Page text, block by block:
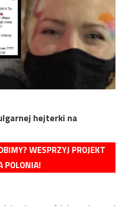
hejterki na
WESPRZYJ PROJEKT
POLONIA!